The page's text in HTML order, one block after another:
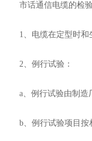
市话通信电缆的检
1、电缆在定型时和生
2、例行试验：
a、例行试验由制造厂
b、例行试验项目按